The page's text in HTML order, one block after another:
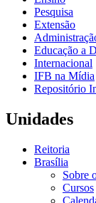
Pesquisa
Extensão
Educação a
Internacional
IFB na Mídia
Repositório
Unidades
Reitoria
Brasília
Sobre
Cursos